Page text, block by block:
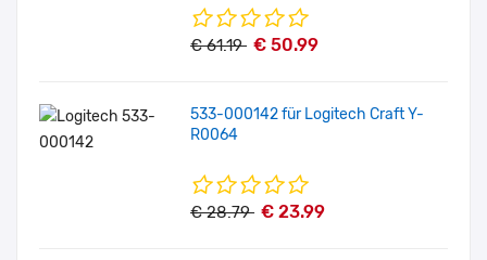
€ 61.19 € 50.99
533-000142 für Logitech Craft Y-
R0064
€ 28.79 € 23.99